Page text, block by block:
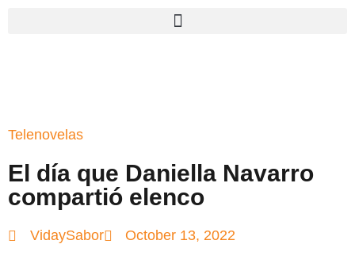
Telenovelas
El día que Daniella Navarro
compartió elenco
VidaySabor October 13, 2022